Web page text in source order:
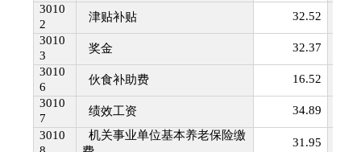
3010
2
津贴补贴 32.52
3010
3
奖金 32.37
3010
6
伙食补助费 16.52
3010
7
绩效工资 34.89
3010
机关事业单位基本养老保险缴
31.95